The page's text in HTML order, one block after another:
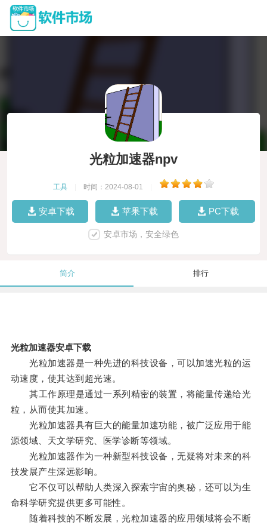
光粒加速器npv
工具 时间：2024-08-01
安卓下载 苹果下载 PC下载
安卓市场，安全绿色
简介 排行
光粒加速器安卓下载
光粒加速器是一种先进的科技设备，可以加速光粒的运
动速度，使其达到超光速。
其工作原理是通过一系列精密的装置，将能量传递给光
粒，从而使其加速。
光粒加速器具有巨大的能量加速功能，被广泛应用于能
源领域、天文学研究、医学诊断等领域。
光粒加速器作为一种新型科技设备，无疑将对未来的科
技发展产生深远影响。
它不仅可以帮助人类深入探索宇宙的奥秘，还可以为生
命科学研究提供更多可能性。
随着科技的不断发展，光粒加速器的应用领域将会不断